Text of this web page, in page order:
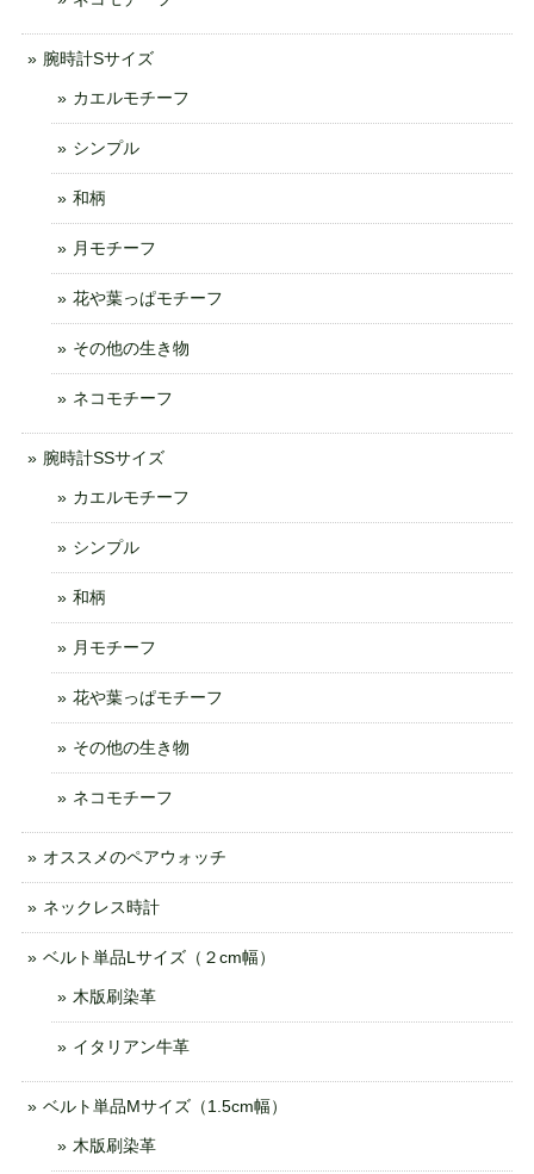
腕時計Sサイズ
カエルモチーフ
シンプル
和柄
月モチーフ
花や葉っぱモチーフ
その他の生き物
ネコモチーフ
腕時計SSサイズ
カエルモチーフ
シンプル
和柄
月モチーフ
花や葉っぱモチーフ
その他の生き物
ネコモチーフ
オススメのペアウォッチ
ネックレス時計
ベルト単品Lサイズ（２cm幅）
木版刷染革
イタリアン牛革
ベルト単品Mサイズ（1.5cm幅）
木版刷染革